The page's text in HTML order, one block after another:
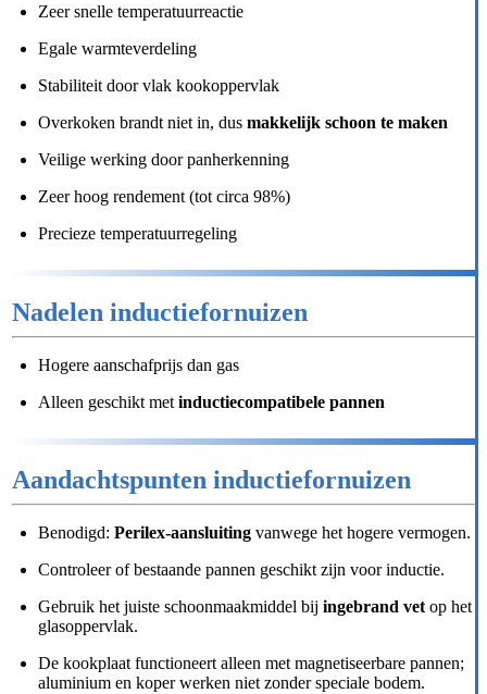
Zeer snelle temperatuurreactie
Egale warmteverdeling
Stabiliteit door vlak kookoppervlak
Overkoken brandt niet in, dus makkelijk schoon te maken
Veilige werking door panherkenning
Zeer hoog rendement (tot circa 98%)
Precieze temperatuurregeling
Nadelen inductiefornuizen
Hogere aanschafprijs dan gas
Alleen geschikt met inductiecompatibele pannen
Aandachtspunten inductiefornuizen
Benodigd: Perilex-aansluiting vanwege het hogere vermogen.
Controleer of bestaande pannen geschikt zijn voor inductie.
Gebruik het juiste schoonmaakmiddel bij ingebrand vetop het
glasoppervlak.
De kookplaat functioneert alleen met magnetiseerbare pannen;
aluminium en koper werken niet zonder speciale bodem.